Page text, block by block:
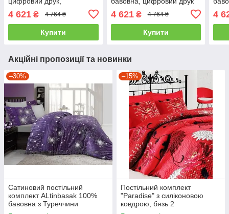
Туреччина двоспальний -
євро
4 621 ₴ 4 764 ₴
Купити
4 621₴ 4 764 ₴
Купити
4
Акційні пропозиції та новинки
–30%
Сатиновий постільний
комплект ALtinbasak 100%
бавовна з Туреччини
двоспальний - євро
–15%
Постільний комплект
"Paradise" з силіконовою
ковдрою, бязь 2